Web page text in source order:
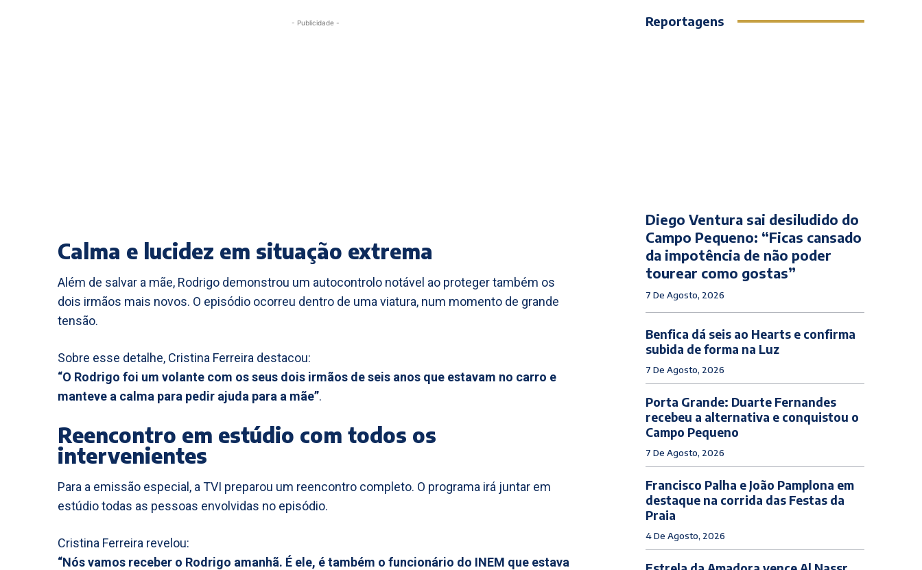
- Publicidade -
Calma e lucidez em situação extrema
Além de salvar a mãe, Rodrigo demonstrou um autocontrolo notável ao proteger também os
dois irmãos mais novos. O episódio ocorreu dentro de uma viatura, num momento de grande
tensão.
Sobre esse detalhe, Cristina Ferreira destacou:
“O Rodrigo foi um volante com os seus dois irmãos de seis anos que estavam no carro e
manteve a calma para pedir ajuda para a mãe”.
Reencontro em estúdio com todos os
intervenientes
Para a emissão especial, a TVI preparou um reencontro completo. O programa irá juntar em
estúdio todas as pessoas envolvidas no episódio.
Cristina Ferreira revelou:
“Nós vamos receber o Rodrigo amanhã. É ele, é também o funcionário do INEM que estava
Reportagens
Diego Ventura sai desiludido do
Campo Pequeno: “Ficas cansado
da impotência de não poder
tourear como gostas”
7 De Agosto, 2026
Benfica dá seis ao Hearts e confirma
subida de forma na Luz
7 De Agosto, 2026
Porta Grande: Duarte Fernandes
recebeu a alternativa e conquistou o
Campo Pequeno
7 De Agosto, 2026
Francisco Palha e João Pamplona em
destaque na corrida das Festas da
Praia
4 De Agosto, 2026